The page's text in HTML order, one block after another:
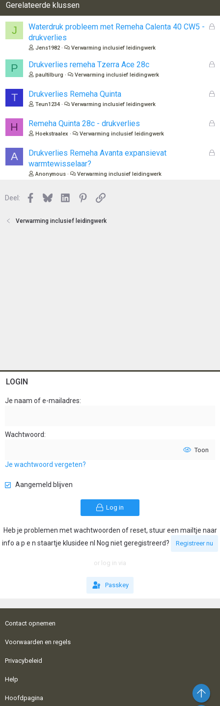
Gerelateerde klussen
J
G
o
Waterdruk probleem met Remeha Calenta 40 CW5 -
drukverlies
Jens1982 Verwarming inclusief leidingwerk
P
G
n
Drukverlies remeha Tzerra Ace 28c
paultilburg Verwarming inclusief leidingwerk
T
G
n
Drukverlies Remeha Quinta
Teun1234 Verwarming inclusief leidingwerk
H
G
Remeha Quinta 28c - drukverlies
Hoekstraalex Verwarming inclusief leidingwerk
A
G
Drukverlies Remeha Avanta expansievat
warmtewisselaar?
Anonymous Verwarming inclusief leidingwerk
Deel: Facebook
BlueskyLinkedInPinterest
Link
Verwarming inclusief leidingwerk
LOGIN
Je naam of e-mailadres
Wachtwoord
Toon
Je wachtwoord vergeten?
Aangemeld blijven
Log in
Heb je problemen met wachtwoorden of reset, stuur een mailtje naar
info a p e n staartje klusidee nl Nog niet geregistreerd?
Registreer nu
or log in via
Passkey
Contact opnemen
Voorwaarden en regels
Privacybeleid
Help
Hoofdpagina